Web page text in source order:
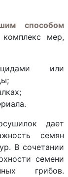
способом
мер,
или
дает
семян
В сочетании
семени
грибов.